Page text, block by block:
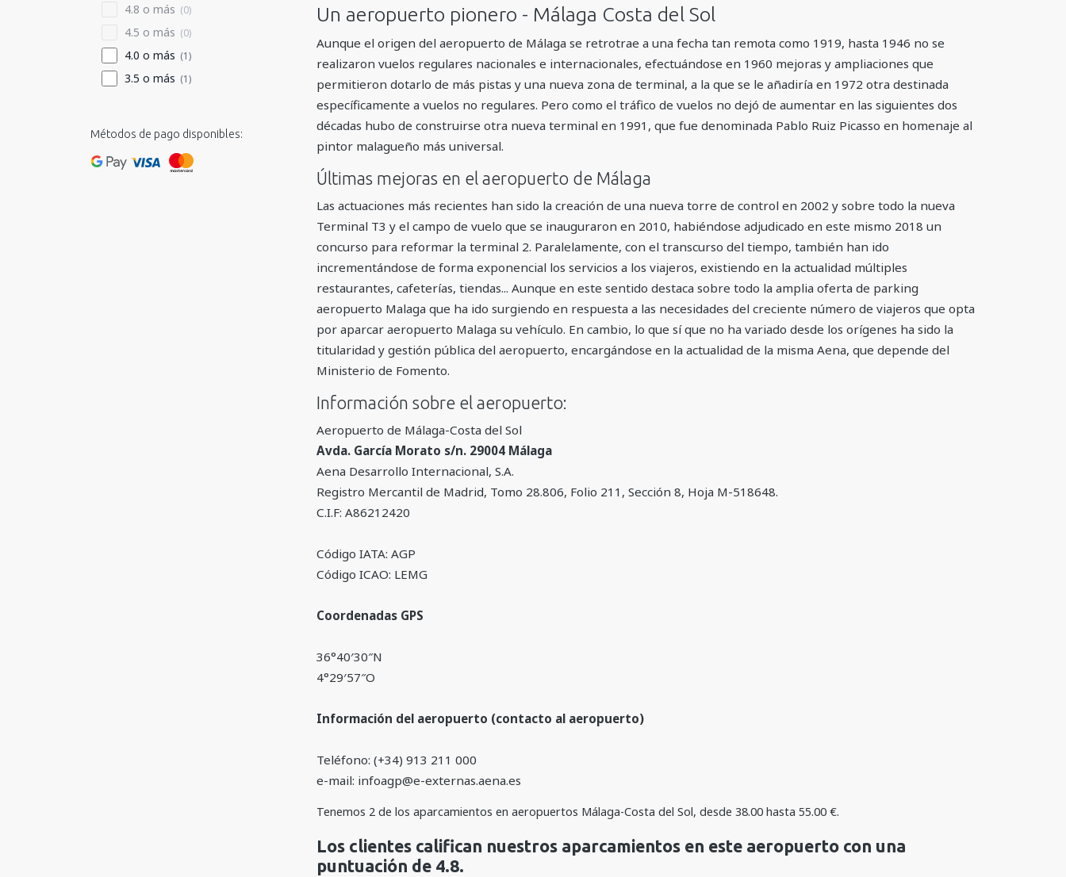
4.8 o más (0)
4.5 o más (0)
4.0 o más (1)
3.5 o más (1)
Métodos de pago disponibles:
Un aeropuerto pionero - Málaga Costa del Sol
Aunque el origen del aeropuerto de Málaga se retrotrae a una fecha tan remota como 1919, hasta 1946 no se
realizaron vuelos regulares nacionales e internacionales, efectuándose en 1960 mejoras y ampliaciones que
permitieron dotarlo de más pistas y una nueva zona de terminal, a la que se le añadiría en 1972 otra destinada
específicamente a vuelos no regulares. Pero como el tráfico de vuelos no dejó de aumentar en las siguientes dos
décadas hubo de construirse otra nueva terminal en 1991, que fue denominada Pablo Ruiz Picasso en homenaje al
pintor malagueño más universal.
Últimas mejoras en el aeropuerto de Málaga
Las actuaciones más recientes han sido la creación de una nueva torre de control en 2002 y sobre todo la nueva
Terminal T3 y el campo de vuelo que se inauguraron en 2010, habiéndose adjudicado en este mismo 2018 un
concurso para reformar la terminal 2. Paralelamente, con el transcurso del tiempo, también han ido
incrementándose de forma exponencial los servicios a los viajeros, existiendo en la actualidad múltiples
restaurantes, cafeterías, tiendas... Aunque en este sentido destaca sobre todo la amplia oferta de parking
aeropuerto Malaga que ha ido surgiendo en respuesta a las necesidades del creciente número de viajeros que opta
por aparcar aeropuerto Malaga su vehículo. En cambio, lo que sí que no ha variado desde los orígenes ha sido la
titularidad y gestión pública del aeropuerto, encargándose en la actualidad de la misma Aena, que depende del
Ministerio de Fomento.
Información sobre el aeropuerto:
Aeropuerto de Málaga-Costa del Sol
Avda. García Morato s/n. 29004 Málaga
Aena Desarrollo Internacional, S.A.
Registro Mercantil de Madrid, Tomo 28.806, Folio 211, Sección 8, Hoja M-518648.
C.I.F: A86212420
Código IATA: AGP
Código ICAO: LEMG
Coordenadas GPS
36°40′30″N
4°29′57″O
Información del aeropuerto (contacto al aeropuerto)
Teléfono: (+34) 913 211 000
e-mail: infoagp@e-externas.aena.es
Tenemos 2 de los aparcamientos en aeropuertos Málaga-Costa del Sol, desde 38.00 hasta 55.00 €.
Los clientes califican nuestros aparcamientos en este aeropuerto con una
puntuación de 4.8.